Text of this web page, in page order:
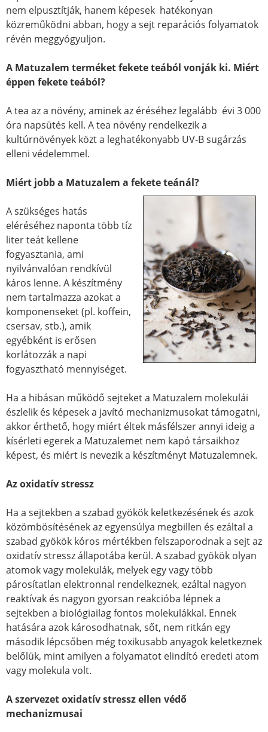
nem elpusztítják, hanem képesek hatékonyan
közreműködni abban, hogy a sejt reparációs folyamatok
révén meggyógyuljon.
A Matuzalem terméket fekete teából vonják ki. Miért
éppen fekete teából?
A tea az a növény, aminek az éréséhez legalább évi 3 000
óra napsütés kell. A tea növény rendelkezik a
kultúrnövények közt a leghatékonyabb UV-B sugárzás
elleni védelemmel.
Miért jobb a Matuzalem a fekete teánál?
A szükséges hatás
eléréséhez naponta több tíz
liter teát kellene
fogyasztania, ami
nyilvánvalóan rendkívül
káros lenne. A készítmény
nem tartalmazza azokat a
komponenseket (pl. koffein,
csersav, stb.), amik
egyébként is erősen
korlátozzák a napi
fogyasztható mennyiséget.
Ha a hibásan működő sejteket a Matuzalem molekulái
észlelik és képesek a javító mechanizmusokat támogatni,
akkor érthető, hogy miért éltek másfélszer annyi ideig a
kísérleti egerek a Matuzalemet nem kapó társaikhoz
képest, és miért is nevezik a készítményt Matuzalemnek.
Az oxidatív stressz
Ha a sejtekben a szabad gyökök keletkezésének és azok
közömbösítésének az egyensúlya megbillen és ezáltal a
szabad gyökök kóros mértékben felszaporodnak a sejt az
oxidatív stressz állapotába kerül. A szabad gyökök olyan
atomok vagy molekulák, melyek egy vagy több
párosítatlan elektronnal rendelkeznek, ezáltal nagyon
reaktívak és nagyon gyorsan reakcióba lépnek a
sejtekben a biológiailag fontos molekulákkal. Ennek
hatására azok károsodhatnak, sőt, nem ritkán egy
második lépcsőben még toxikusabb anyagok keletkeznek
belőlük, mint amilyen a folyamatot elindító eredeti atom
vagy molekula volt.
A szervezet oxidatív stressz ellen védő
mechanizmusai